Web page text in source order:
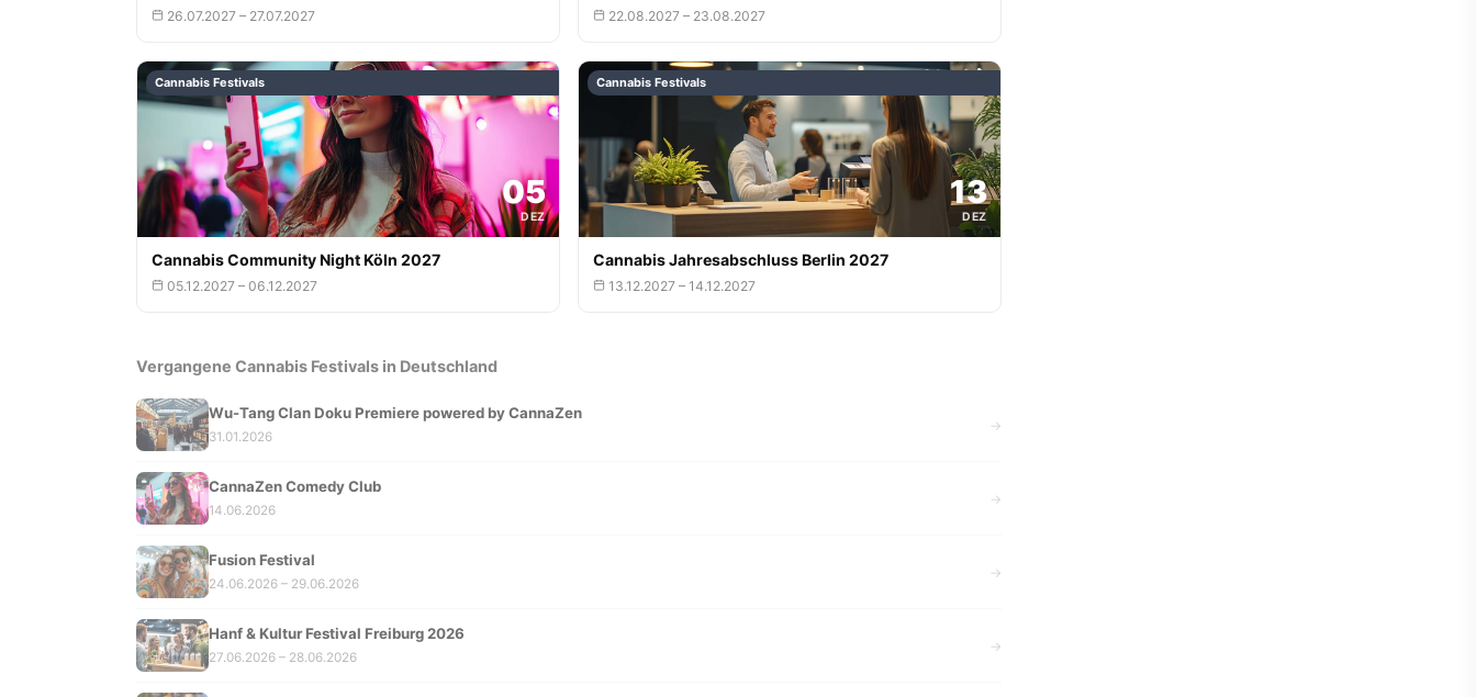
26.07.2027 – 27.07.2027 22.08.2027 – 23.08.2027
Cannabis Festivals
05
DEZ
Cannabis Community Night Köln 2027
05.12.2027 – 06.12.2027
Cannabis Festivals
13
DEZ
Cannabis Jahresabschluss Berlin 2027
13.12.2027 – 14.12.2027
Vergangene Cannabis Festivals in Deutschland
Wu-Tang Clan Doku Premiere powered by CannaZen
31.01.2026
→
CannaZen Comedy Club
14.06.2026
→
Fusion Festival
24.06.2026 – 29.06.2026
→
Hanf & Kultur Festival Freiburg 2026
27.06.2026 – 28.06.2026
→